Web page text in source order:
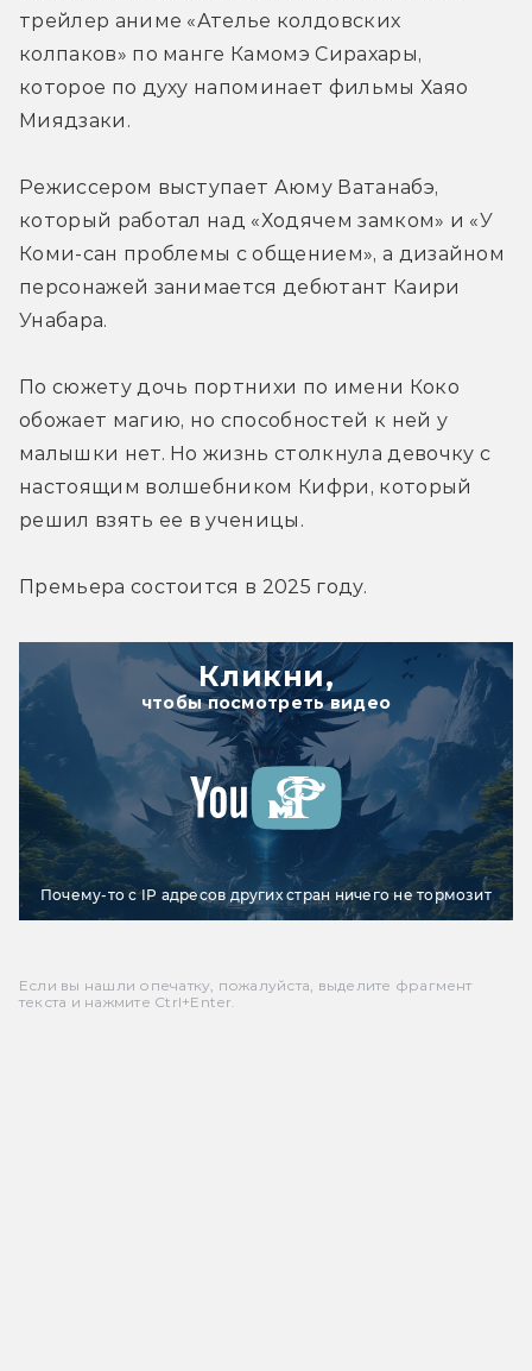
трейлер аниме «Ателье колдовских
колпаков» по манге Камомэ Сирахары,
которое по духу напоминает фильмы Хаяо
Миядзаки.
Режиссером выступает Аюму Ватанабэ,
который работал над «Ходячем замком» и «У
Коми-сан проблемы с общением», а дизайном
персонажей занимается дебютант Каири
Унабара.
По сюжету дочь портнихи по имени Коко
обожает магию, но способностей к ней у
малышки нет. Но жизнь столкнула девочку с
настоящим волшебником Кифри, который
решил взять ее в ученицы.
Премьера состоится в 2025 году.
Кликни,
чтобы посмотреть видео
Почему-то с IP адресов других стран ничего не тормозит
Если вы нашли опечатку, пожалуйста, выделите фрагмент
текста и нажмите Ctrl+Enter.